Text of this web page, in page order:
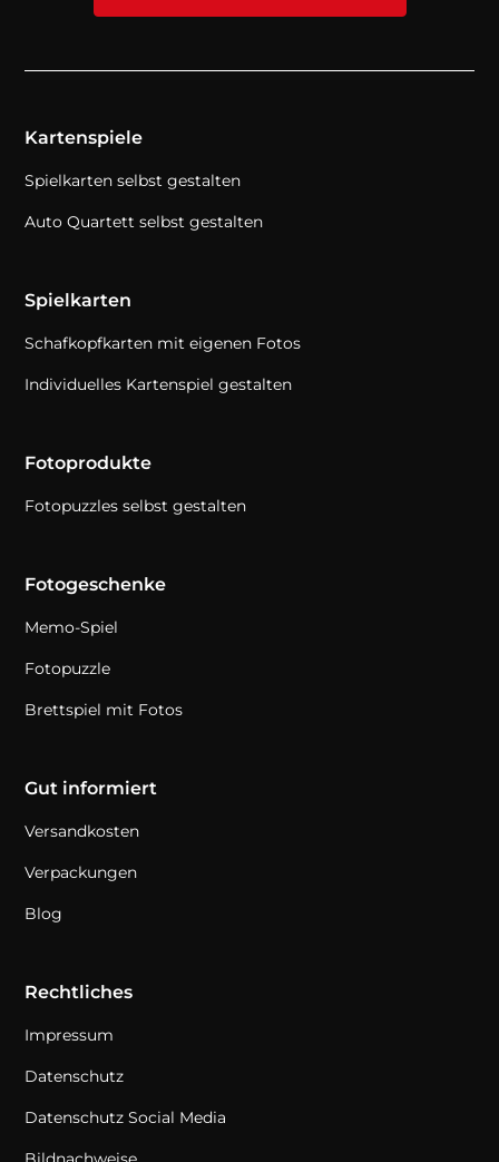
Kartenspiele
Spielkarten selbst gestalten
Auto Quartett selbst gestalten
Spielkarten
Schafkopfkarten mit eigenen Fotos
Individuelles Kartenspiel gestalten
Fotoprodukte
Fotopuzzles selbst gestalten
Fotogeschenke
Memo-Spiel
Fotopuzzle
Brettspiel mit Fotos
Gut informiert
Versandkosten
Verpackungen
Blog
Rechtliches
Impressum
Datenschutz
Datenschutz Social Media